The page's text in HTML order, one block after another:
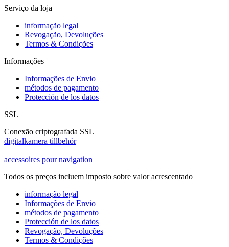
Serviço da loja
informação legal
Revogação, Devoluções
Termos & Condições
Informações
Informações de Envio
métodos de pagamento
Protección de los datos
SSL
Conexão criptografada SSL
digitalkamera tillbehör
accessoires pour navigation
Todos os preços incluem imposto sobre valor acrescentado
informação legal
Informações de Envio
métodos de pagamento
Protección de los datos
Revogação, Devoluções
Termos & Condições